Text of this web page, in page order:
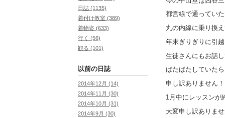
都営線で通ってい
丸の内線に乗り換
年末ぎりぎりに引
生徒さんにもお話
ばたばたしていた
申し訳ありません
1月中にレッスンが
大変申し訳ありま
日誌 (1135)
着付け教室 (389)
着物姿 (633)
行く (56)
観る (101)
以前の日誌
2014年12月 (14)
2014年11月 (30)
2014年10月 (31)
2014年9月 (30)